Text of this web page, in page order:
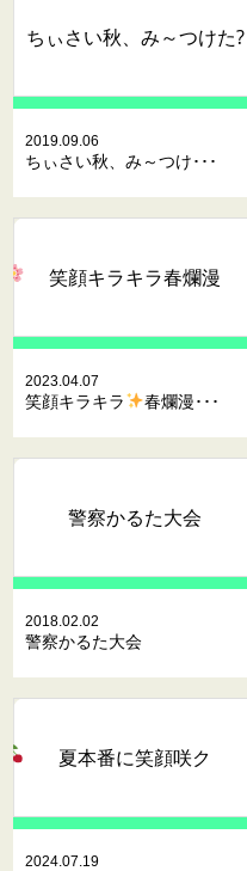
ちぃさい秋、み～つけた?
2019.09.06
ちぃさい秋、み～つけ･･･
笑顔キラキラ春爛漫
2023.04.07
笑顔キラキラ 春爛漫･･･
警察かるた大会
2018.02.02
警察かるた大会
夏本番に笑顔咲ク
2024.07.19